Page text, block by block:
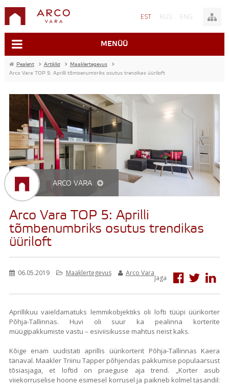
EST RUS ENG
MENÜÜ
Pealeht > Artiklid > Maaklertegevus
>
Arco Vara TOP 5: Aprilli tõmbenumbriks osutus trendikas üüriloft
ARCO VARA
Arco Vara TOP 5: Aprilli
tõmbenumbriks osutus trendikas
üüriloft
06.05.2019 Maaklertegevus Arco Vara
Jaga
Aprillikuu vaieldamatuks lemmikobjektiks oli lofti tüüpi üürikorter
Põhja-Tallinnas. Huvi oli suur ka pealinna korterite
müügipakkumiste vastu – esiviisikusse mahtus neist kaks.
Kõige enam uudistati aprillis üürikorterit Põhja-Tallinnas Kaera
tänaval. Maakler Triinu Tapper põhjendas pakkumise populaarsust
tõsiasjaga, et loftid on praeguse aja trend. „Korter asub
viiekorruselise hoone esimesel korrusel ja paikneb kolmel tasandil: